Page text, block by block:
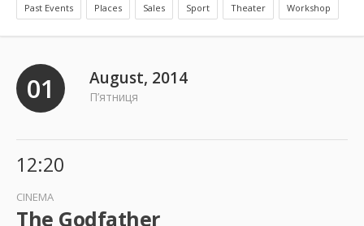
Past Events Places Sales Sport Theater Workshop
01 August, 2014
П’ятниця
12:20
CINEMA
The Godfather